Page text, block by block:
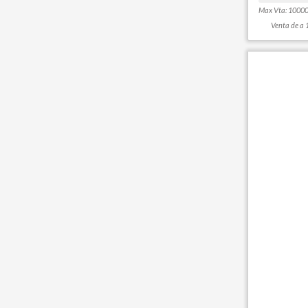
Max Vta:
Venta de a